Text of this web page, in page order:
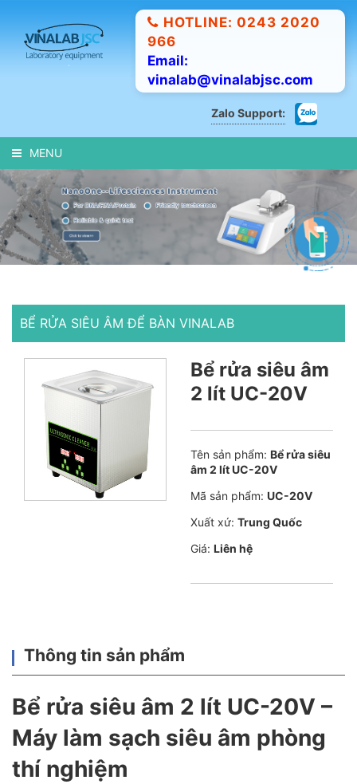
HOTLINE: 0243 2020
966
Email:
vinalab@vinalabjsc.com
Zalo Support:
MENU
BỂ RỬA SIÊU ÂM ĐỂ BÀN VINALAB
Bể rửa siêu âm
2 lít UC-20V
Tên sản phẩm: Bể rửa siêu
âm 2 lít UC-20V
Mã sản phẩm: UC-20V
Xuất xứ: Trung Quốc
Giá: Liên hệ
Thông tin sản phẩm
Bể rửa siêu âm 2 lít UC-20V –
Máy làm sạch siêu âm phòng
thí nghiệm